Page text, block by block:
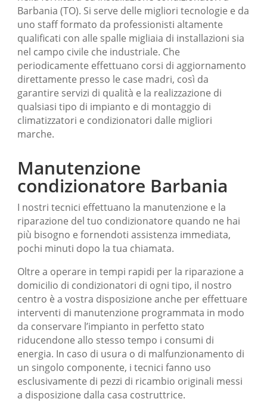
Barbania (TO). Si serve delle migliori tecnologie e da
uno staff formato da professionisti altamente
qualificati con alle spalle migliaia di installazioni sia
nel campo civile che industriale. Che
periodicamente effettuano corsi di aggiornamento
direttamente presso le case madri, così da
garantire servizi di qualità e la realizzazione di
qualsiasi tipo di impianto e di montaggio di
climatizzatori e condizionatori dalle migliori
marche.
Manutenzione
condizionatore Barbania
I nostri tecnici effettuano la manutenzione e la
riparazione del tuo condizionatore quando ne hai
più bisogno e fornendoti assistenza immediata,
pochi minuti dopo la tua chiamata.
Oltre a operare in tempi rapidi per la riparazione a
domicilio di condizionatori di ogni tipo, il nostro
centro è a vostra disposizione anche per effettuare
interventi di manutenzione programmata in modo
da conservare l’impianto in perfetto stato
riducendone allo stesso tempo i consumi di
energia. In caso di usura o di malfunzionamento di
un singolo componente, i tecnici fanno uso
esclusivamente di pezzi di ricambio originali messi
a disposizione dalla casa costruttrice.